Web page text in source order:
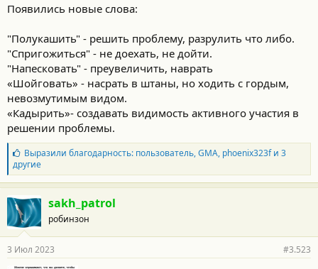
Появились новые слова:
"Полукашить" - решить проблему, разрулить что либо.
"Спригожиться" - не доехать, не дойти.
"Напесковать" - преувеличить, наврать
«Шойговать» - насрать в штаны, но ходить с гордым,
невозмутимым видом.
«Кадырить»- создавать видимость активного участия в
решении проблемы.
Б
л
а
г
о
д
а
р
о
с
Выразили благодарность: пользователь,GMA, phoenix323fи 3
другие
sakh_patrol
робинзон
3 Июл 2023 #3.523